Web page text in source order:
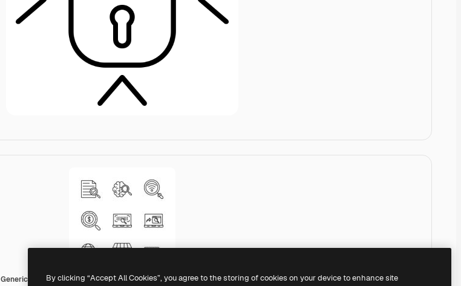
Generic black outlineBy clicking “Accept All Cookies”, you agree to the storing of cookies on your device to enhance site